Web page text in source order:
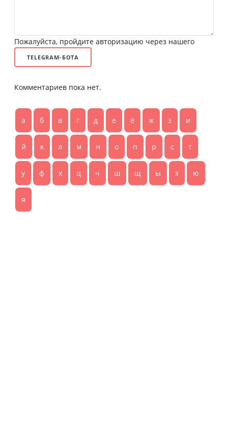
Пожалуйста, пройдите авторизацию через нашего
TELEGRAM-БОТА
Комментариев пока нет.
а б в г д е ё ж з и
й к л м н о п р с т
у ф х ц ч ш щ ы э ю
я